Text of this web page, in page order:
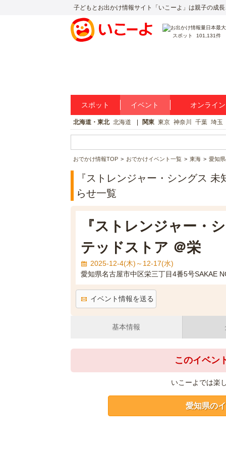
子どもとお出かけ情報サイト「いこーよ」は親子の成
スポット 101,131件
スポット イベント オンライ
北海道・東北 北海道 関東 東京 神奈川 千葉 埼玉
おでかけ情報TOP おでかけイベント一覧 東海 愛知
『ストレンジャー・シングス
らせ一覧
『ストレンジャー・
テッドストア ＠栄
2025-12-4(木)～12-17(水)
愛知県名古屋市中区栄三丁目4番5号SAKAE
イベント情報を送る
基本情報
このイベン
いこーよでは楽
愛知県の